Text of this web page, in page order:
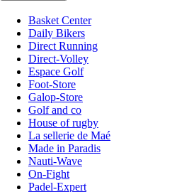
Basket Center
Daily Bikers
Direct Running
Direct-Volley
Espace Golf
Foot-Store
Galop-Store
Golf and co
House of rugby
La sellerie de Maé
Made in Paradis
Nauti-Wave
On-Fight
Padel-Expert